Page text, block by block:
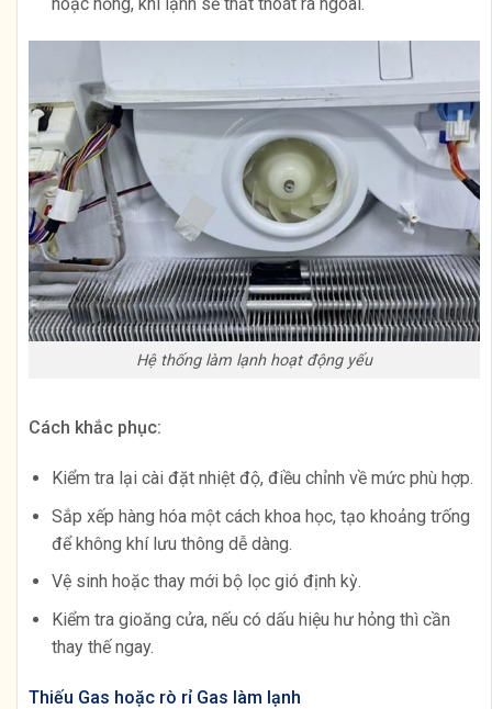
Hệ thống làm lạnh hoạt động yếu
Cách khắc phục:
Kiểm tra lại cài đặt nhiệt độ, điều chỉnh về mức phù hợp.
Sắp xếp hàng hóa một cách khoa học, tạo khoảng trống
để không khí lưu thông dễ dàng.
Vệ sinh hoặc thay mới bộ lọc gió định kỳ.
Kiểm tra gioăng cửa, nếu có dấu hiệu hư hỏng thì cần
thay thế ngay.
Thiếu Gas hoặc rò rỉ Gas làm lạnh